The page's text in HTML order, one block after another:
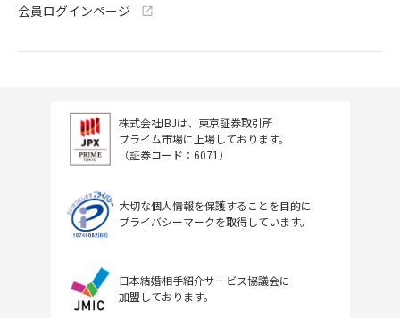
会員ログインページ
株式会社IBJは、東京証券取引所
プライム市場に上場しております。
（証券コード：6071）
大切な個人情報を保護することを目的に
プライバシーマークを取得しています。
日本結婚相手紹介サービス協議会に
加盟しております。